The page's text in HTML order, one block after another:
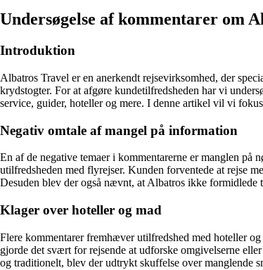
Undersøgelse af kommentarer om
Introduktion
Albatros Travel er en anerkendt rejsevirksomhed, der
krydstogter. For at afgøre kundetilfredsheden har vi
service, guider, hoteller og mere. I denne artikel vil vi
Negativ omtale af mangel på information
En af de negative temaer i kommentarerne er manglen
utilfredsheden med flyrejser. Kunden forventede at rejse
Desuden blev der også nævnt, at Albatros ikke
Klager over hoteller og mad
Flere kommentarer fremhæver utilfredshed med hoteller
gjorde det svært for rejsende at udforske omgivelserne
og traditionelt, blev der udtrykt skuffelse over manglende